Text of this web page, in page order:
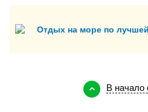
Отдых на море по
В начало